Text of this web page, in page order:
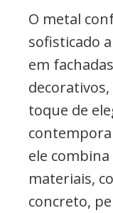
O metal
sofisticado
em
toque de
ele
materiais,
concreto,